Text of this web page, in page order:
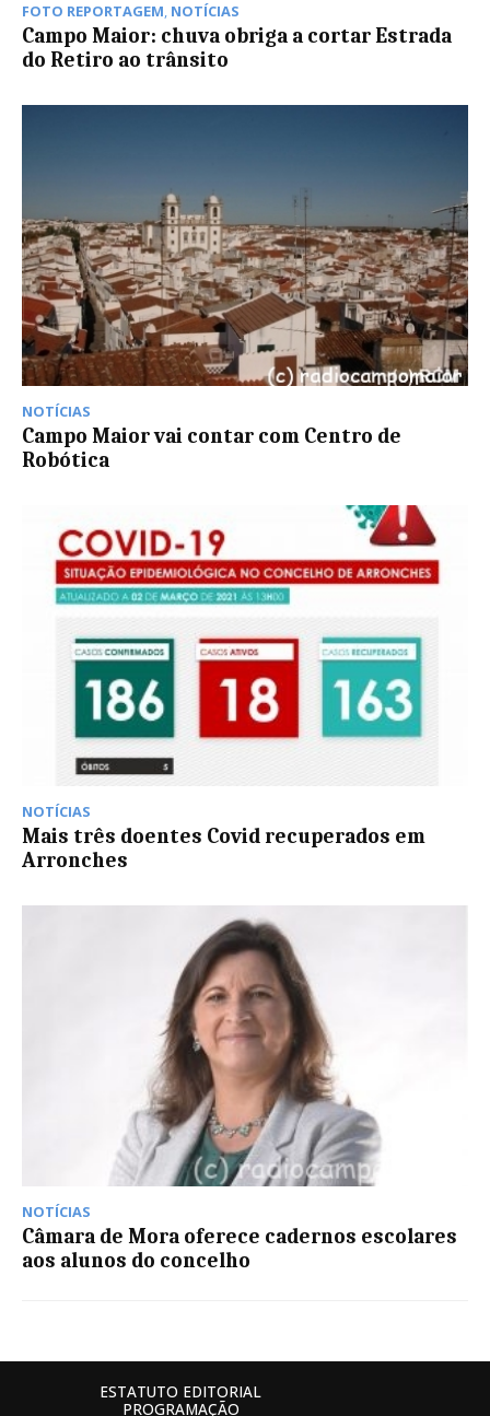
FOTO REPORTAGEM, NOTÍCIAS
Campo Maior: chuva obriga a cortar Estrada
do Retiro ao trânsito
NOTÍCIAS
Campo Maior vai contar com Centro de
Robótica
NOTÍCIAS
Mais três doentes Covid recuperados em
Arronches
NOTÍCIAS
Câmara de Mora oferece cadernos escolares
aos alunos do concelho
ESTATUTO EDITORIAL
PROGRAMAÇÃO